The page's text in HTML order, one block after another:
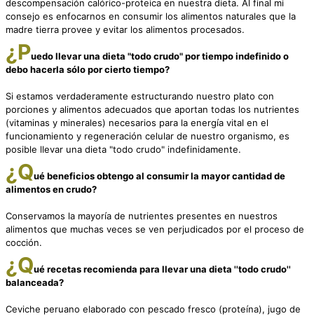
descompensación calórico-proteica en nuestra dieta. Al final mi
consejo es enfocarnos en consumir los alimentos naturales que la
madre tierra provee y evitar los alimentos procesados.
¿Puedo llevar una dieta "todo crudo" por tiempo indefinido o
debo hacerla sólo por cierto tiempo?
Si estamos verdaderamente estructurando nuestro plato con
porciones y alimentos adecuados que aportan todas los nutrientes
(vitaminas y minerales) necesarios para la energía vital en el
funcionamiento y regeneración celular de nuestro organismo, es
posible llevar una dieta "todo crudo" indefinidamente.
¿Qué beneficios obtengo al consumir la mayor cantidad de
alimentos en crudo?
Conservamos la mayoría de nutrientes presentes en nuestros
alimentos que muchas veces se ven perjudicados por el proceso de
cocción.
¿Qué recetas recomienda para llevar una dieta ''todo crudo''
balanceada?
Ceviche peruano elaborado con pescado fresco (proteína), jugo de